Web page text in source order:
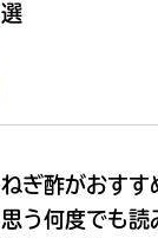
Loading..
選
ねぎ酢がおすす
思う何度でも読